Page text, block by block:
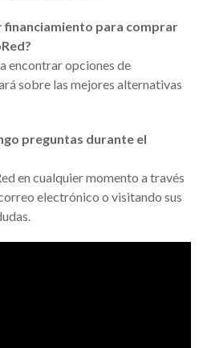
financiamiento para comprar
encontrar opciones de
sobre las mejores alternativas
preguntas durante el
en cualquier momento a través
electrónico o visitando sus